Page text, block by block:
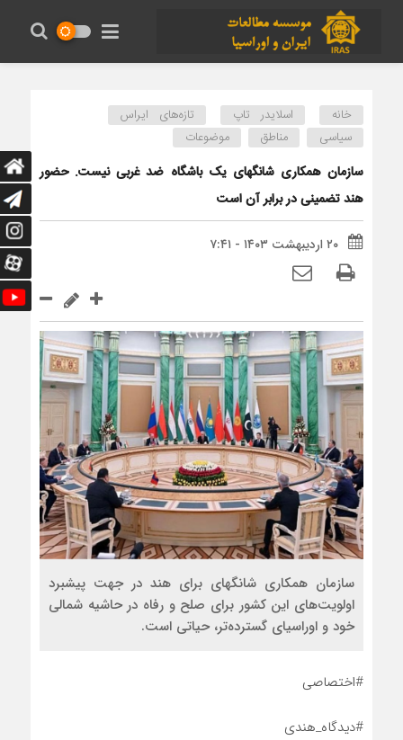
خانه اسلایدر تاپ
تازه‌های ایراس
سیاسی
مناطق موضوعات
سازمان همکاری شانگهای یک باشگاه ضد غربی نیست. حضور
هند تضمینی در برابر آن است
۲۰ اردیبهشت ۱۴۰۳ - ۷:۴۱
سازمان همکاری شانگهای برای هند در جهت پیشبرد
اولویت‌های این کشور برای صلح و رفاه در حاشیه شمالی
خود و اوراسیای گسترده‌تر، حیاتی است.
#اختصاصی
#دیدگاه_هندی